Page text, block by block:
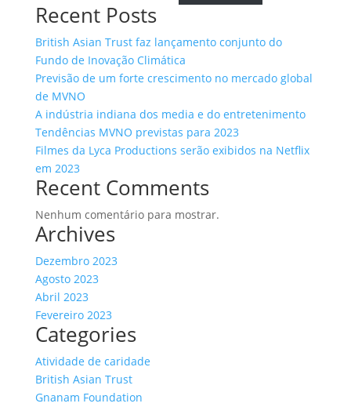
Recent Posts
British Asian Trust faz lançamento conjunto do
Fundo de Inovação Climática
Previsão de um forte crescimento no mercado global
de MVNO
A indústria indiana dos media e do entretenimento
Tendências MVNO previstas para 2023
Filmes da Lyca Productions serão exibidos na Netflix
em 2023
Recent Comments
Nenhum comentário para mostrar.
Archives
Dezembro 2023
Agosto 2023
Abril 2023
Fevereiro 2023
Categories
Atividade de caridade
British Asian Trust
Gnanam Foundation